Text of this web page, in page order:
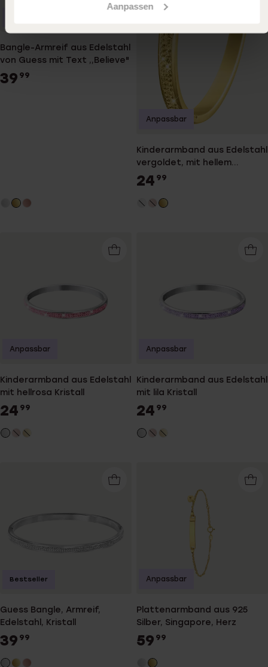
Aanpassen
Bangle-Armreif aus Edelstahl
von Guess mit Text ,,Believe"
39 99
Kinderarmband aus Edelstahl
vergoldet, mit hellem
Coloradokristall
24 99
Anpassbar
Kinderarmband aus Edelstahl
mit hellrosa Kristall
24 99
Anpassbar
Kinderarmband aus Edelstahl
mit lila Kristall
24 99
Anpassbar
Guess Bangle, Armreif,
Edelstahl, Kristall
39 99
Bestseller
Plattenarmband aus 925
Silber, Singapore, Herz
59 99
Anpassbar